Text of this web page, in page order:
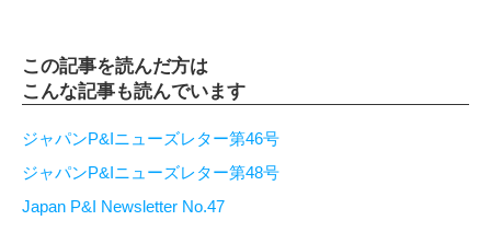
この記事を読んだ方は
こんな記事も読んでいます
ジャパンP&Iニューズレター第46号
ジャパンP&Iニューズレター第48号
Japan P&I Newsletter No.47